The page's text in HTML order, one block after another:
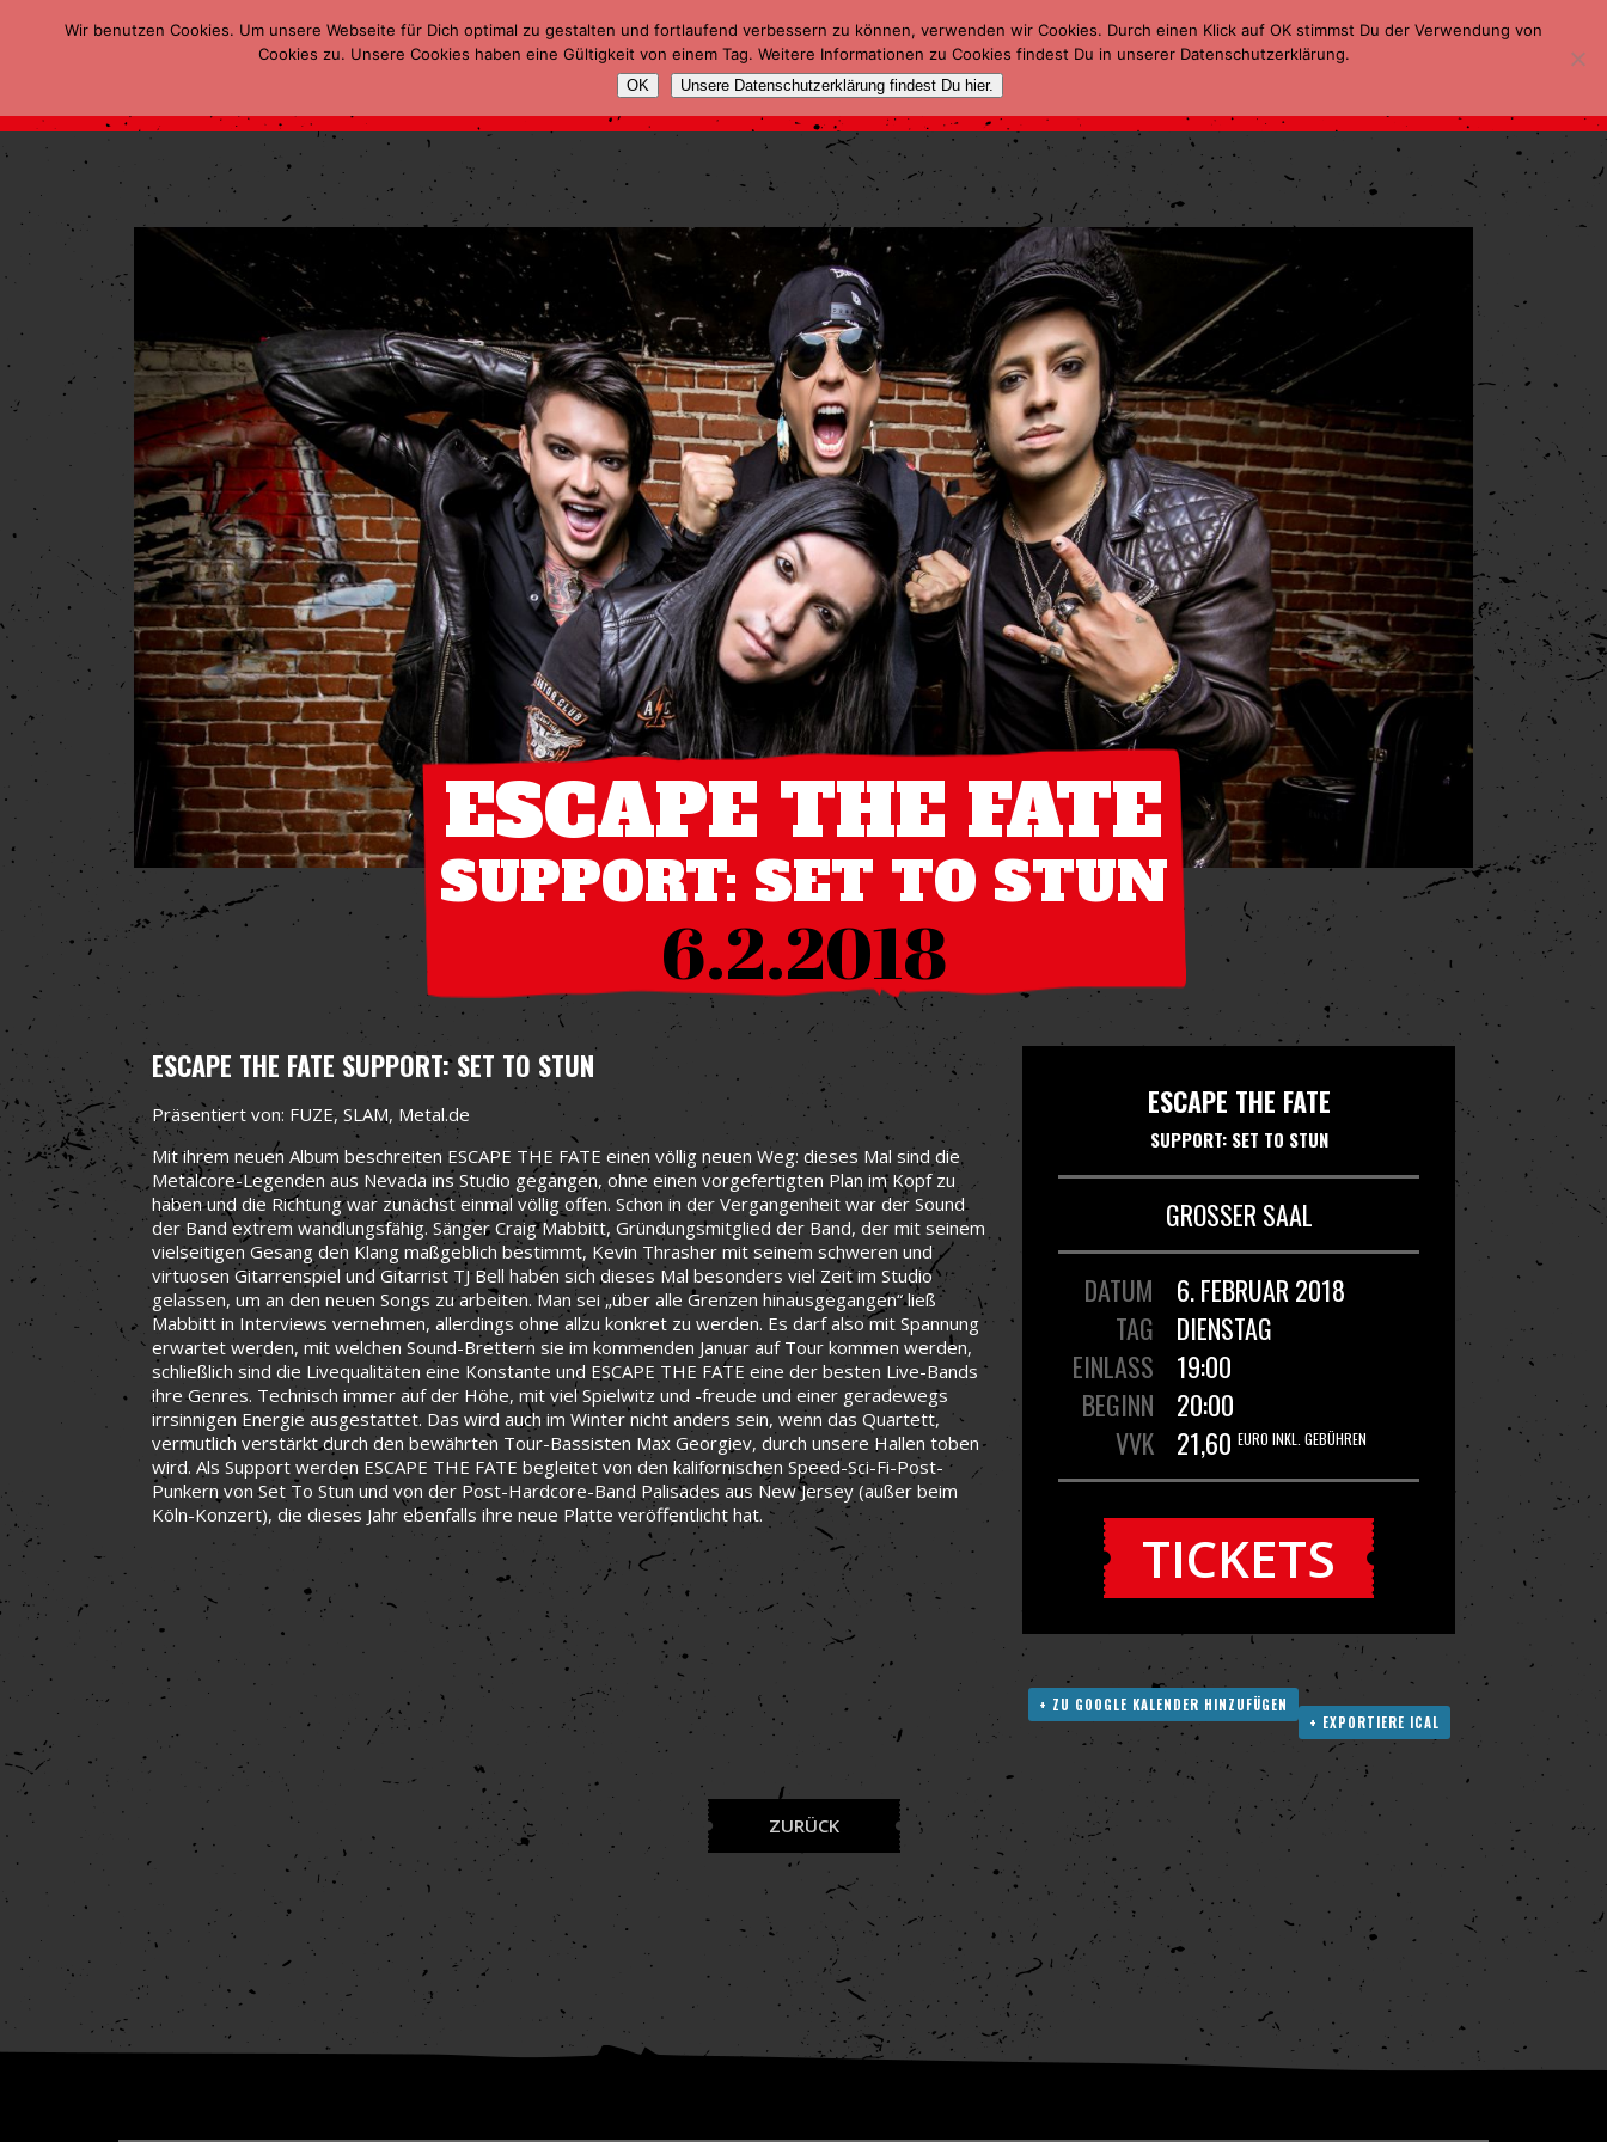
ESCAPE THE FATE
SUPPORT: SET TO STUN
6.2.2018
ESCAPE THE FATE SUPPORT: SET TO STUN
Präsentiert von: FUZE, SLAM, Metal.de
Mit ihrem neuen Album beschreiten ESCAPE THE FATE einen völlig neuen Weg: dieses Mal sind die
Metalcore-Legenden aus Nevada ins Studio gegangen, ohne einen vorgefertigten Plan im Kopf zu
haben und die Richtung war zunächst einmal völlig offen. Schon in der Vergangenheit war der Sound
der Band extrem wandlungsfähig. Sänger Craig Mabbitt, Gründungsmitglied der Band, der mit seinem
vielseitigen Gesang den Klang maßgeblich bestimmt, Kevin Thrasher mit seinem schweren und
virtuosen Gitarrenspiel und Gitarrist TJ Bell haben sich dieses Mal besonders viel Zeit im Studio
gelassen, um an den neuen Songs zu arbeiten. Man sei „über alle Grenzen hinausgegangen“ ließ
Mabbitt in Interviews vernehmen, allerdings ohne allzu konkret zu werden. Es darf also mit Spannung
erwartet werden, mit welchen Sound-Brettern sie im kommenden Januar auf Tour kommen werden,
schließlich sind die Livequalitäten eine Konstante und ESCAPE THE FATE eine der besten Live-Bands
ihre Genres. Technisch immer auf der Höhe, mit viel Spielwitz und -freude und einer geradewegs
irrsinnigen Energie ausgestattet. Das wird auch im Winter nicht anders sein, wenn das Quartett,
vermutlich verstärkt durch den bewährten Tour-Bassisten Max Georgiev, durch unsere Hallen toben
wird. Als Support werden ESCAPE THE FATE begleitet von den kalifornischen Speed-Sci-Fi-Post-
Punkern von Set To Stun und von der Post-Hardcore-Band Palisades aus New Jersey (außer beim
Köln-Konzert), die dieses Jahr ebenfalls ihre neue Platte veröffentlicht hat.
ESCAPE THE FATE
SUPPORT: SET TO STUN
GROSSER SAAL
DATUM
6. FEBRUAR 2018
TAG
DIENSTAG
EINLASS
19:00
BEGINN
20:00
VVK
21,60 EURO INKL. GEBÜHREN
TICKETS
+ ZU GOOGLE KALENDER HINZUFÜGEN
+ EXPORTIERE ICAL
ZURÜCK
Wir benutzen Cookies. Um unsere Webseite für Dich optimal zu gestalten und fortlaufend verbessern zu können, verwenden wir Cookies. Durch einen Klick auf OK stimmst Du der Verwendung von
Cookies zu. Unsere Cookies haben eine Gültigkeit von einem Tag. Weitere Informationen zu Cookies findest Du in unserer Datenschutzerklärung.
OK Unsere Datenschutzerklärung findest Du hier.